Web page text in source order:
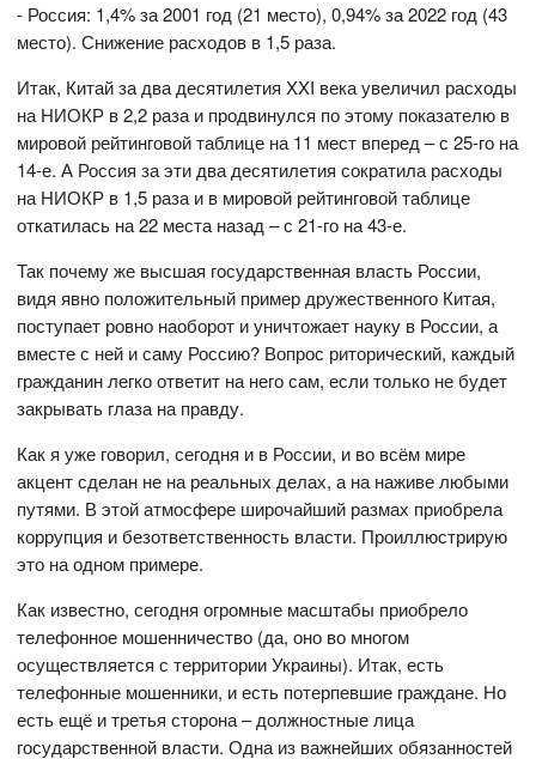
- Россия: 1,4% за 2001 год (21 место), 0,94% за 2022 год (43
место). Снижение расходов в 1,5 раза.
Итак, Китай за два десятилетия XXI века увеличил расходы
на НИОКР в 2,2 раза и продвинулся по этому показателю в
мировой рейтинговой таблице на 11 мест вперед – с 25-го на
14-е. А Россия за эти два десятилетия сократила расходы
на НИОКР в 1,5 раза и в мировой рейтинговой таблице
откатилась на 22 места назад – с 21-го на 43-е.
Так почему же высшая государственная власть России,
видя явно положительный пример дружественного Китая,
поступает ровно наоборот и уничтожает науку в России, а
вместе с ней и саму Россию? Вопрос риторический, каждый
гражданин легко ответит на него сам, если только не будет
закрывать глаза на правду.
Как я уже говорил, сегодня и в России, и во всём мире
акцент сделан не на реальных делах, а на наживе любыми
путями. В этой атмосфере широчайший размах приобрела
коррупция и безответственность власти. Проиллюстрирую
это на одном примере.
Как известно, сегодня огромные масштабы приобрело
телефонное мошенничество (да, оно во многом
осуществляется с территории Украины). Итак, есть
телефонные мошенники, и есть потерпевшие граждане. Но
есть ещё и третья сторона – должностные лица
государственной власти. Одна из важнейших обязанностей